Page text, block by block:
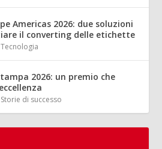
Americas 2026: due soluzioni
il converting delle etichette
Tecnologia
2026: un premio che
Storie di successo